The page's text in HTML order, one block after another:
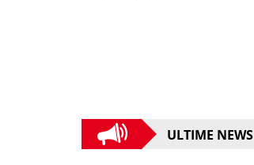
ULTIME NEWS